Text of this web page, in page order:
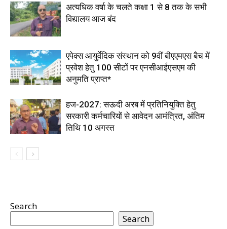
अत्यधिक वर्षा के चलते कक्षा 1 से 8 तक के सभी
विद्यालय आज बंद
एपेक्स आयुर्वेदिक संस्थान को 9वीं बीएएमएस बैच में
प्रवेश हेतु 100 सीटों पर एनसीआईएसएम की
अनुमति प्राप्त*
हज-2027: सऊदी अरब में प्रतिनियुक्ति हेतु
सरकारी कर्मचारियों से आवेदन आमंत्रित, अंतिम
तिथि 10 अगस्त
Search
Search